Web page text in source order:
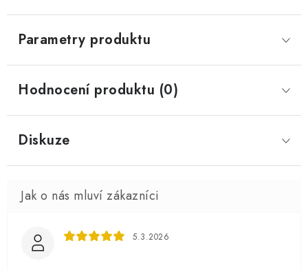
Parametry produktu
Hodnocení produktu (0)
Diskuze
5.3.2026